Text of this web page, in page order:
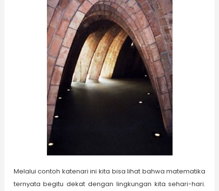
Melalui contoh katenari ini kita bisa lihat bahwa matematika
ternyata begitu dekat dengan lingkungan kita sehari-hari.